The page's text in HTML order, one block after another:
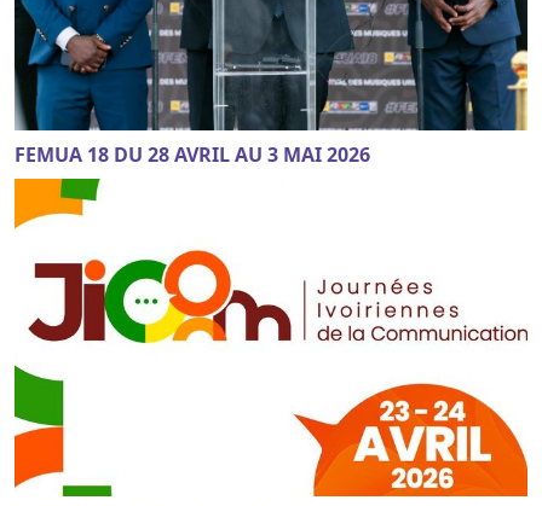
FEMUA 18 DU 28 AVRIL AU 3 MAI 2026